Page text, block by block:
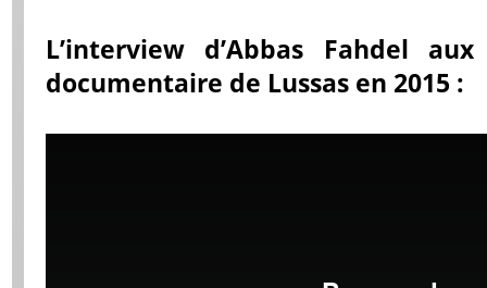
L’interview d’Abbas Fahdel
documentaire de Lussas en 2015 :